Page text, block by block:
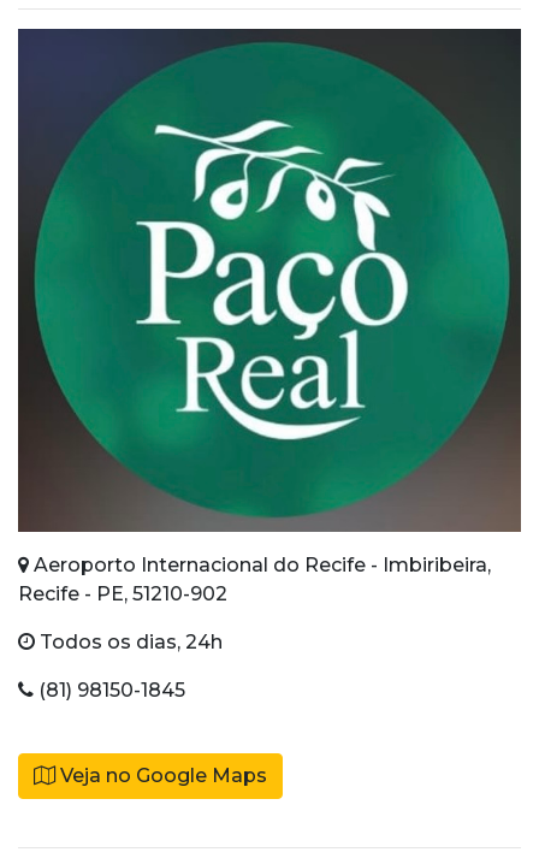
Aeroporto Internacional do Recife - Imbiribeira,
Recife - PE, 51210-902
Todos os dias, 24h
(81) 98150-1845
Veja no Google Maps